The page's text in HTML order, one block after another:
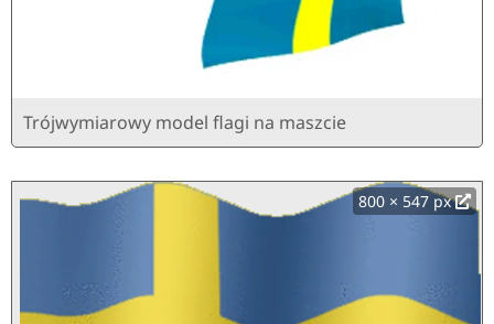
Trójwymiarowy model flagi na maszcie
800 × 547 px